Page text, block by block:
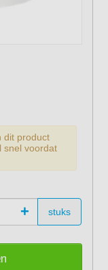
dit product
snel voordat
+ stuks